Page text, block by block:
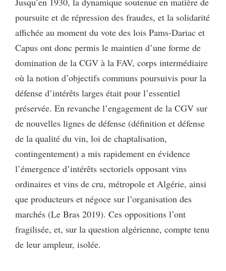
poursuite et de répression des fraudes, et la solidarité
affichée au moment du vote des lois Pams-Dariac et
Capus ont donc permis le maintien d’une forme de
domination de la CGV à la FAV, corps intermédiaire
où la notion d’objectifs communs poursuivis pour la
défense d’intérêts larges était pour l’essentiel
préservée. En revanche l’engagement de la CGV sur
de nouvelles lignes de défense (définition et défense
de la qualité du vin, loi de chaptalisation,
contingentement) a mis rapidement en évidence
l’émergence d’intérêts sectoriels opposant vins
ordinaires et vins de cru, métropole et Algérie, ainsi
que producteurs et négoce sur l’organisation des
marchés (Le Bras 2019). Ces oppositions l’ont
fragilisée, et, sur la question algérienne, compte tenu
de leur ampleur, isolée.